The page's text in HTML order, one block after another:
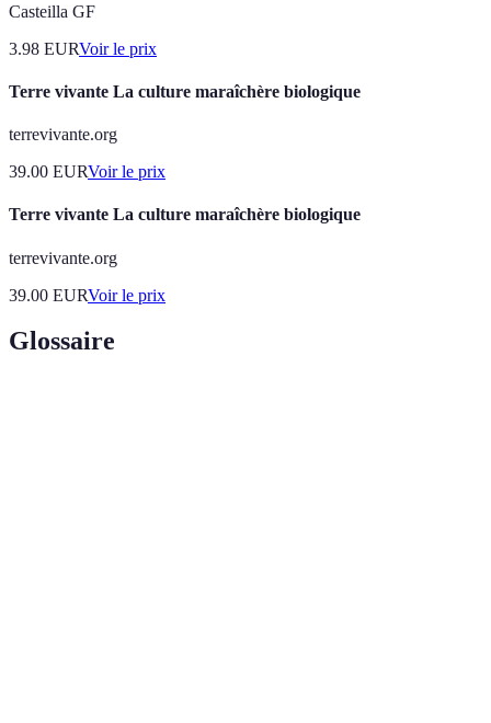
Casteilla GF
3.98 EURVoir le prix
Terre vivante La culture maraîchère biologique
terrevivante.org
39.00 EURVoir le prix
Terre vivante La culture maraîchère biologique
terrevivante.org
39.00 EURVoir le prix
Glossaire